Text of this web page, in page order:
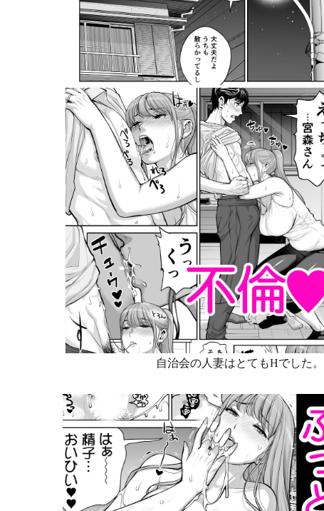
自治会の人妻はとてもHでした